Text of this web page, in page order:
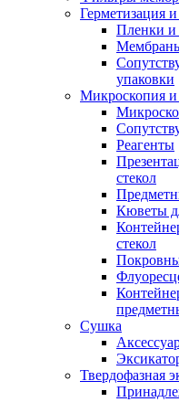
Герметизация
Пленки и
упаковки
Микроскопия и
Реагенты
стекол
Кюветы
стекол
Сушка
Твердофазная